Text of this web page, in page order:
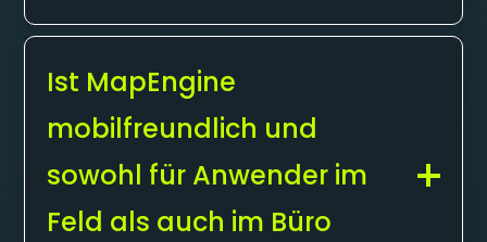
Ist MapEngine
mobilfreundlich und
sowohl für Anwender im
Feld als auch im Büro